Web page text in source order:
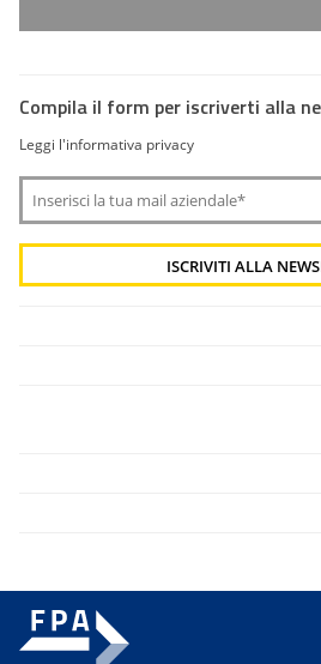
Compila il form per iscriverti alla
Leggi l'informativa privacy